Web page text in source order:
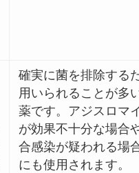
確実に菌を排除する
用いられることが多
薬です。アジスロマ
が効果不十分な場合
合感染が疑われる場
にも使用されます。